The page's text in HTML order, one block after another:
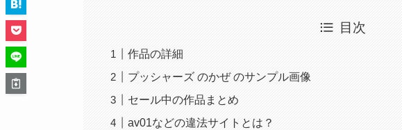
目次
作品の詳細
プッシャーズ のかぜ のサンプル画像
セール中の作品まとめ
av01などの違法サイトとは？